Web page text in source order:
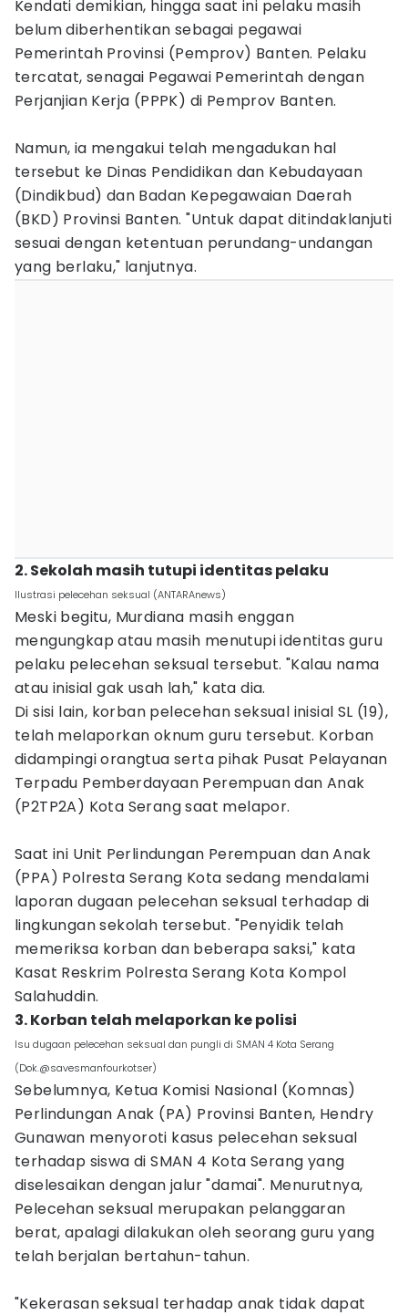
Kendati demikian, hingga saat ini pelaku masih
belum diberhentikan sebagai pegawai
Pemerintah Provinsi (Pemprov) Banten. Pelaku
tercatat, senagai Pegawai Pemerintah dengan
Perjanjian Kerja (PPPK) di Pemprov Banten.
Namun, ia mengakui telah mengadukan hal
tersebut ke Dinas Pendidikan dan Kebudayaan
(Dindikbud) dan Badan Kepegawaian Daerah
(BKD) Provinsi Banten. "Untuk dapat ditindaklanjuti
sesuai dengan ketentuan perundang-undangan
yang berlaku," lanjutnya.
2. Sekolah masih tutupi identitas pelaku
Ilustrasi pelecehan seksual (ANTARAnews)
Meski begitu, Murdiana masih enggan
mengungkap atau masih menutupi identitas guru
pelaku pelecehan seksual tersebut. "Kalau nama
atau inisial gak usah lah," kata dia.
Di sisi lain, korban pelecehan seksual inisial SL (19),
telah melaporkan oknum guru tersebut. Korban
didampingi orangtua serta pihak Pusat Pelayanan
Terpadu Pemberdayaan Perempuan dan Anak
(P2TP2A) Kota Serang saat melapor.
Saat ini Unit Perlindungan Perempuan dan Anak
(PPA) Polresta Serang Kota sedang mendalami
laporan dugaan pelecehan seksual terhadap di
lingkungan sekolah tersebut. "Penyidik telah
memeriksa korban dan beberapa saksi," kata
Kasat Reskrim Polresta Serang Kota Kompol
Salahuddin.
3. Korban telah melaporkan ke polisi
Isu dugaan pelecehan seksual dan pungli di SMAN 4 Kota Serang
(Dok.@savesmanfourkotser)
Sebelumnya, Ketua Komisi Nasional (Komnas)
Perlindungan Anak (PA) Provinsi Banten, Hendry
Gunawan menyoroti kasus pelecehan seksual
terhadap siswa di SMAN 4 Kota Serang yang
diselesaikan dengan jalur "damai". Menurutnya,
Pelecehan seksual merupakan pelanggaran
berat, apalagi dilakukan oleh seorang guru yang
telah berjalan bertahun-tahun.
"Kekerasan seksual terhadap anak tidak dapat